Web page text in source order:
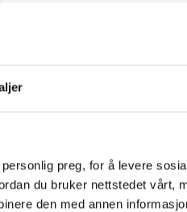
preg, for å levere
du bruker nettstedet vårt,
den med annen
også kjøpt